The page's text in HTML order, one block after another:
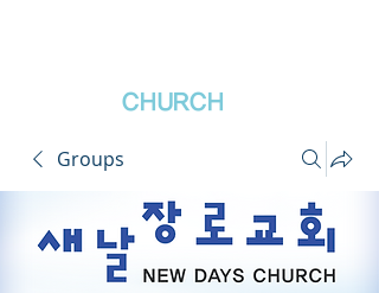
CHURCH
Groups